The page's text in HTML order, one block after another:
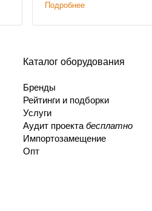
Подробнее
Каталог оборудования
Бренды
Рейтинги и подборки
Услуги
Аудит проектабесплатно
Импортозамещение
Опт